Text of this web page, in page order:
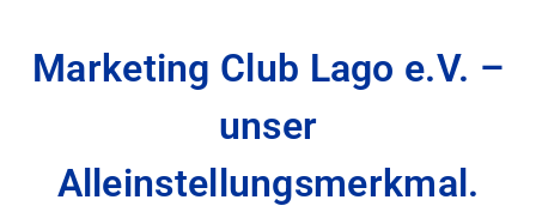
Marketing Club Lago e.V. –
unser
Alleinstellungsmerkmal.